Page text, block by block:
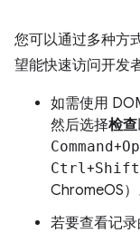
您可以通过多种方
望能快速访问开发
如需使用
然后选择检查
Command+
Ctrl+Shift
ChromeOS）
若要查看记